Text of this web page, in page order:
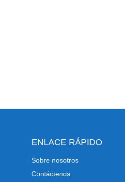
ENLACE RÁPIDO
Sobre nosotros
Contáctenos